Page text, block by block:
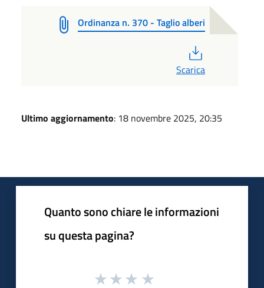
Ordinanza n. 370 - Taglio alberi
Scarica
Ultimo aggiornamento: 18 novembre 2025, 20:35
Quanto sono chiare le informazioni
su questa pagina?